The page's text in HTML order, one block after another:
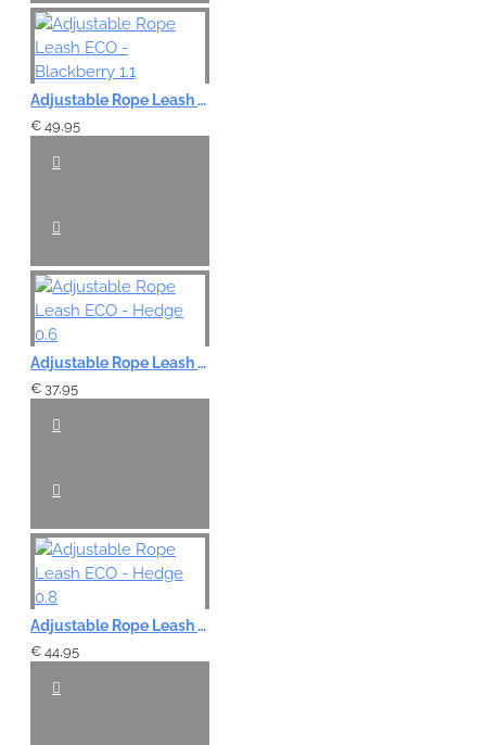
Adjustable Rope Leash ECO - Blackberry 1.1
€ 49,95
Adjustable Rope Leash ECO - Hedge 0.6
€ 37,95
Adjustable Rope Leash ECO - Hedge 0.8
€ 44,95